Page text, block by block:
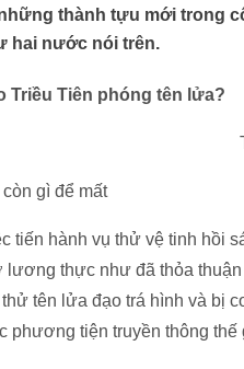
thành tựu mới trong
hai nước nói trên.
Triều Tiên phóng tên lửa?
gì để mất
tiến hành vụ thử vệ tinh hồi
lương thực như đã thỏa
thử tên lửa đạo trá hình và bị
phương tiện truyền thông